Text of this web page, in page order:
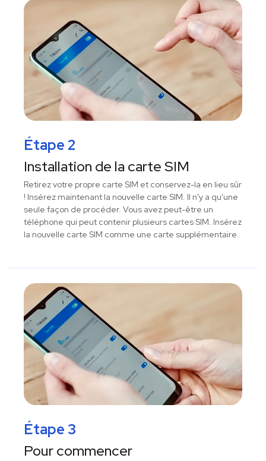
Étape 2
Installation de la carte SIM
Retirez votre propre carte SIM et conservez-la en lieu sûr
! Insérez maintenant la nouvelle carte SIM. Il n'y a qu'une
seule façon de procéder. Vous avez peut-être un
téléphone qui peut contenir plusieurs cartes SIM. Insérez
la nouvelle carte SIM comme une carte supplémentaire.
Étape 3
Pour commencer